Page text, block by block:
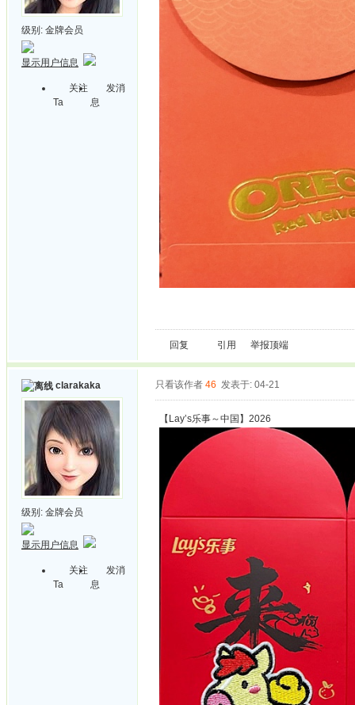
级别: 金牌会员
显示用户信息
关注
Ta
发消
息
回复 引用 举报顶端
clarakaka
级别: 金牌会员
显示用户信息
关注
Ta
发消
息
只看该作者 46 发表于: 04-21
【Lay’s乐事～中国】2026